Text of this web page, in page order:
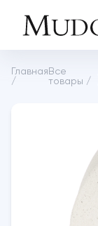
Главная
/
Все
товары /